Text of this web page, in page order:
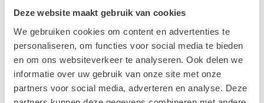
Deze website maakt gebruik van cookies
We gebruiken cookies om content en advertenties te
personaliseren, om functies voor social media te bieden
en om ons websiteverkeer te analyseren. Ook delen we
informatie over uw gebruik van onze site met onze
partners voor social media, adverteren en analyse. Deze
fotomoment! Leuke ideeen hiervoor zijn jullie
initialen of woorden als'MR. & MRS.'.
Natuurlijk kun je de lichtletters ook op de dansvloer
gebruiken. Trek je gasten de dansvloer op met
woorden als'PARTY'of 'DANCE'.
Tips